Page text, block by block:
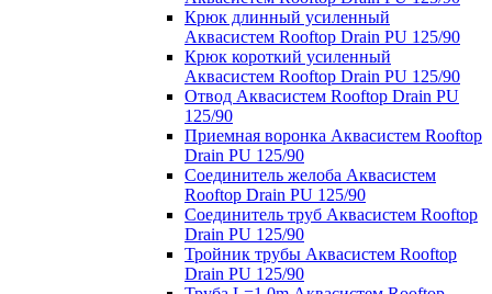
Крюк длинный усиленный
Аквасистем Rooftop Drain PU 125/90
Крюк короткий усиленный
Аквасистем Rooftop Drain PU 125/90
Отвод Аквасистем Rooftop Drain PU
125/90
Приемная воронка Аквасистем Rooftop
Drain PU 125/90
Соединитель желоба Аквасистем
Rooftop Drain PU 125/90
Соединитель труб Аквасистем Rooftop
Drain PU 125/90
Тройник трубы Аквасистем Rooftop
Drain PU 125/90